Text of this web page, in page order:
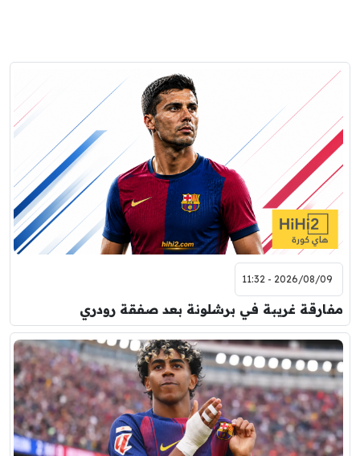
2026/08/09 - 11:32
مفارقة غريبة في برشلونة بعد صفقة رودري